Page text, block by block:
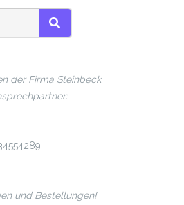
SUCHEN
der Firma Steinbeck
und Bestellungen!